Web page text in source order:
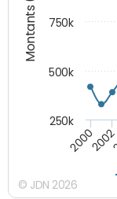
Montants (€)
20002002
250k
500k
750k
© JDN 2026